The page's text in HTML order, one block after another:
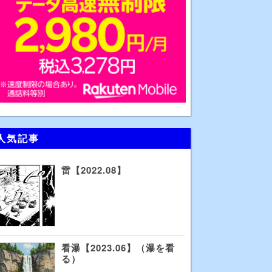
気記事
雷【2022.08】
看瀑【2023.06】（瀑を看
る）